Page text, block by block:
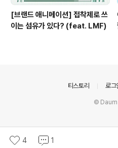
[브랜드 애니메이션] 접착제로 쓰
이는 섬유가 있다? (feat. LMF)
4 1
티스토리 로그
© Daum